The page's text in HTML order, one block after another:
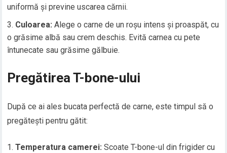
uniformă și previne uscarea cărnii.
Culoarea: Alege o carne de un roșu intens și proaspăt, cu
o grăsime albă sau crem deschis. Evită carnea cu pete
întunecate sau grăsime gălbuie.
Pregătirea T-bone-ului
După ce ai ales bucata perfectă de carne, este timpul să o
pregătești pentru gătit:
Temperatura camerei: Scoate T-bone-ul din frigider cu